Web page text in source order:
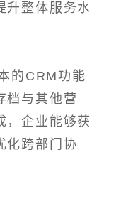
升整体服务水
的CRM功能
档与其他营
，企业能够获
化跨部门协